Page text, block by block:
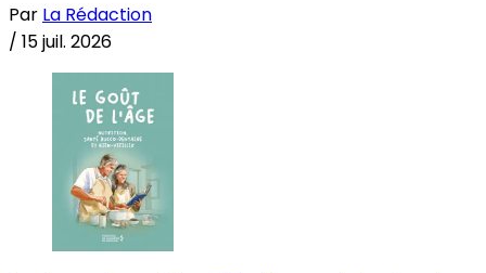
Par La Rédaction
/ 15 juil. 2026